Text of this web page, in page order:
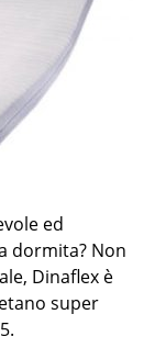
ed
dormita? Non
Dinaflex è
super